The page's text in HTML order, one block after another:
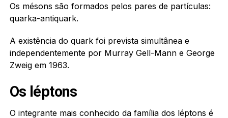
Os mésons são formados pelos pares de partículas:
quarka-antiquark.
A existência do quark foi prevista simultânea e
independentemente por Murray Gell-Mann e George
Zweig em 1963.
Os léptons
O integrante mais conhecido da família dos léptons é